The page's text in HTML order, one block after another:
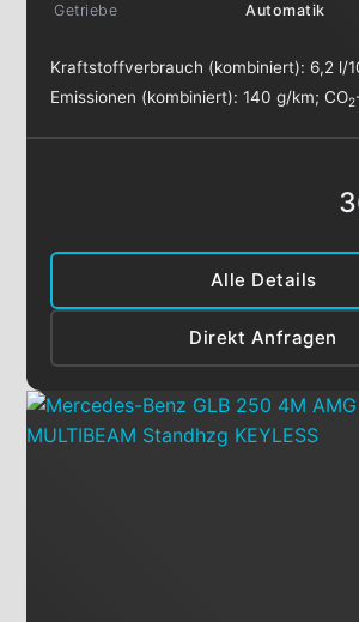
Getriebe
Automatik
Kraftstoffverbrauch (kombiniert): 6,2 l/
Emissionen (kombiniert):140 g/km;CO2
Alle Details
Direkt Anfragen